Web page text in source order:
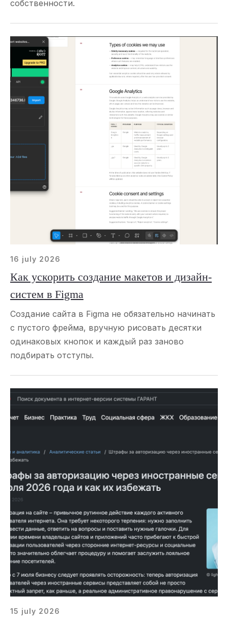
собственности.
16 july 2026
Как ускорить создание макетов и дизайн-
систем в Figma
Создание сайта в Figma не обязательно начинать
с пустого фрейма, вручную рисовать десятки
одинаковых кнопок и каждый раз заново
подбирать отступы.
15 july 2026